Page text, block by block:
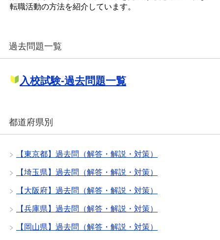
転職活動の方法を紹介しています。
過去問題一覧
入校試験-過去問題一覧
都道府県別
【東京都】過去問（解答・解説・対策）
【埼玉県】過去問（解答・解説・対策）
【大阪府】過去問（解答・解説・対策）
【兵庫県】過去問（解答・解説・対策）
【岡山県】過去問（解答・解説・対策）